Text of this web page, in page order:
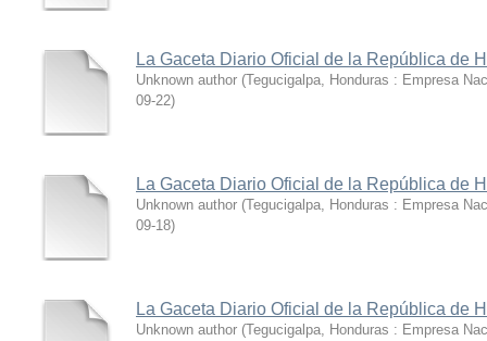
La Gaceta Diario Oficial de la República de
Unknown author (Tegucigalpa, Honduras : Empresa
09-22)
La Gaceta Diario Oficial de la República de
Unknown author (Tegucigalpa, Honduras : Empresa
09-18)
La Gaceta Diario Oficial de la República de
Unknown author (Tegucigalpa, Honduras : Empresa